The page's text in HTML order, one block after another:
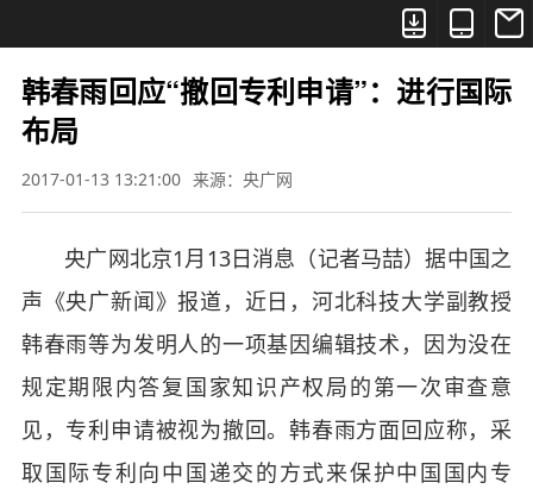



韩春雨回应“撤回专利申请”：进行国际
布局
2017-01-13 13:21:00 来源：央广网
央广网北京1月13日消息（记者马喆）据中国之
声《央广新闻》报道，近日，河北科技大学副教授
韩春雨等为发明人的一项基因编辑技术，因为没在
规定期限内答复国家知识产权局的第一次审查意
见，专利申请被视为撤回。韩春雨方面回应称，采
取国际专利向中国递交的方式来保护中国国内专